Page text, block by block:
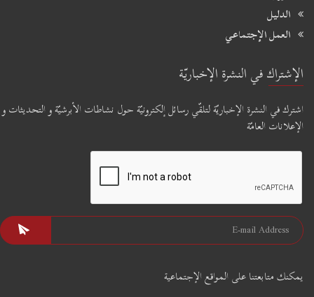
الدليل
العمل الإجتماعي
الإشتراك في النشرة الإخباريّة
اشترك في النشرة الإخباريّة لتلقّي رسائل إلكترونيّة حول نشاطات الأبرشيّة و التحديثات و
الإعلانات العامّة
يمكنك متابعتنا على المواقع الإجتماعية